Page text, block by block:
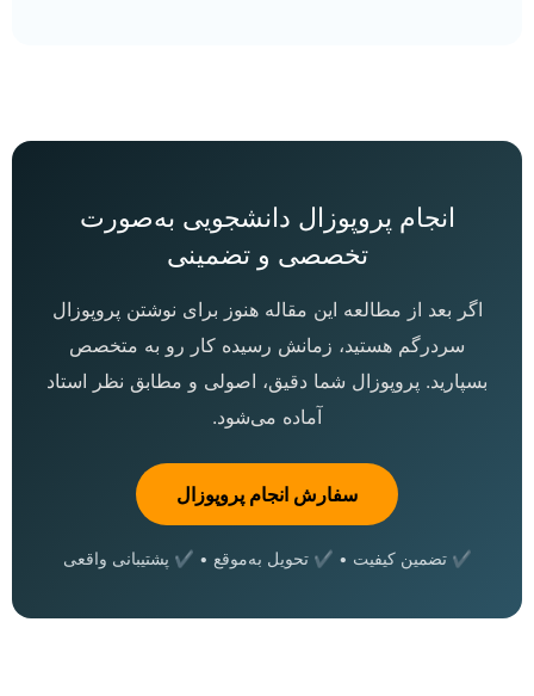
انجام پروپوزال دانشجویی به‌صورت
تخصصی و تضمینی
اگر بعد از مطالعه این مقاله هنوز برای نوشتن پروپوزال
سردرگم هستید، زمانش رسیده کار رو به متخصص
بسپارید. پروپوزال شما دقیق، اصولی و مطابق نظر استاد
آماده می‌شود.
سفارش انجام پروپوزال
✔ تضمین کیفیت • ✔ تحویل به‌موقع • ✔ پشتیبانی واقعی